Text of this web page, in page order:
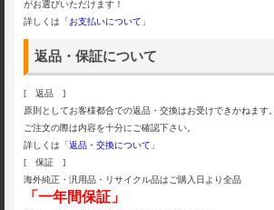
がお選びいただけます！
詳しくは「お支払いについて 」
返品・保証について
[ 返品 ]
原則としてお客様都合での返品・交換はお受けできかねます。
ご注文の際は内容を十分にご確認下さい。
詳しくは「返品・交換について 」
[ 保証 ]
海外純正・汎用品・リサイクル品はご購入日より全品
「一年間保証」